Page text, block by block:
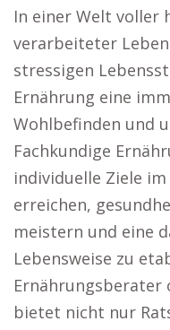
In einer Welt voller
verarbeiteter
stressigen
Ernährung eine
Wohlbefinden und
Fachkundige
individuelle Ziele
erreichen,
meistern und eine
Lebensweise zu
Ernährungsberater
bietet nicht nur